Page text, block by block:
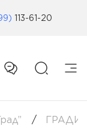
113-61-20